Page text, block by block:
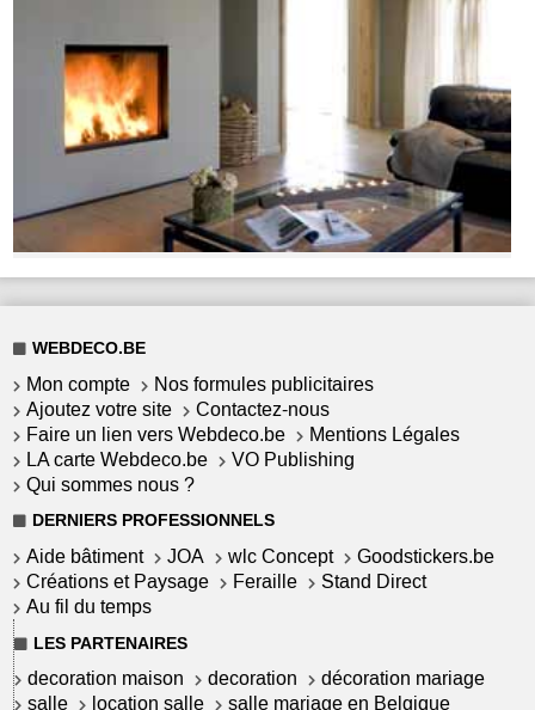
WEBDECO.BE
Mon compte
Nos formules publicitaires
Ajoutez votre site
Contactez-nous
Faire un lien vers Webdeco.be
Mentions Légales
LA carte Webdeco.be
VO Publishing
Qui sommes nous ?
DERNIERS PROFESSIONNELS
Aide bâtiment JOA wlc Concept
Goodstickers.be
Créations et Paysage
Feraille
Stand Direct
Au fil du temps
LES PARTENAIRES
decoration maison decoration
décoration mariage
salle
location salle salle mariage en Belgique